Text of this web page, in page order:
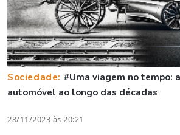
Sociedade: #Uma viagem no tempo:
automóvel ao longo das décadas
28/11/2023 às 20:21